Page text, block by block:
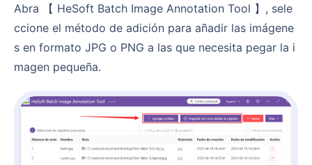
Abra 【 HeSoft Batch Image Annotation Tool 】, sele
ccione el método de adición para añadir las imágene
s en formato JPG o PNG a las que necesita pegar la i
magen pequeña.